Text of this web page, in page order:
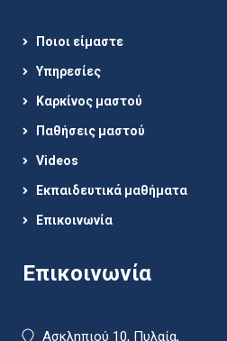
Ποιοι είμαστε
Υπηρεσίες
Καρκίνος μαστού
Παθήσεις μαστού
Videos
Εκπαιδευτικά μαθήματα
Επικοινωνία
Επικοινωνία
Ασκληπιού 10, Πυλαία,